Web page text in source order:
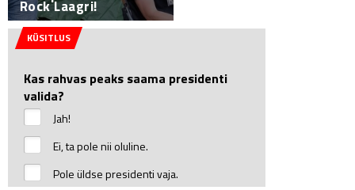
Rock Laagri!
KÜSITLUS
Kas rahvas peaks saama presidenti
valida?
Jah!
Ei, ta pole nii oluline.
Pole üldse presidenti vaja.